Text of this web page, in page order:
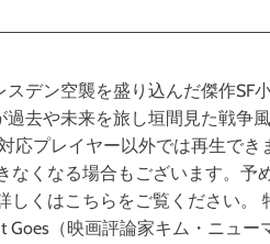
デン空襲を盛り込んだ傑作SF
去や未来を旅し垣間見た戦争
プレイヤー以外では再生でき
くなる場合もございます。予
くはこちらをご覧ください。
（映画評論家キム・ニュー